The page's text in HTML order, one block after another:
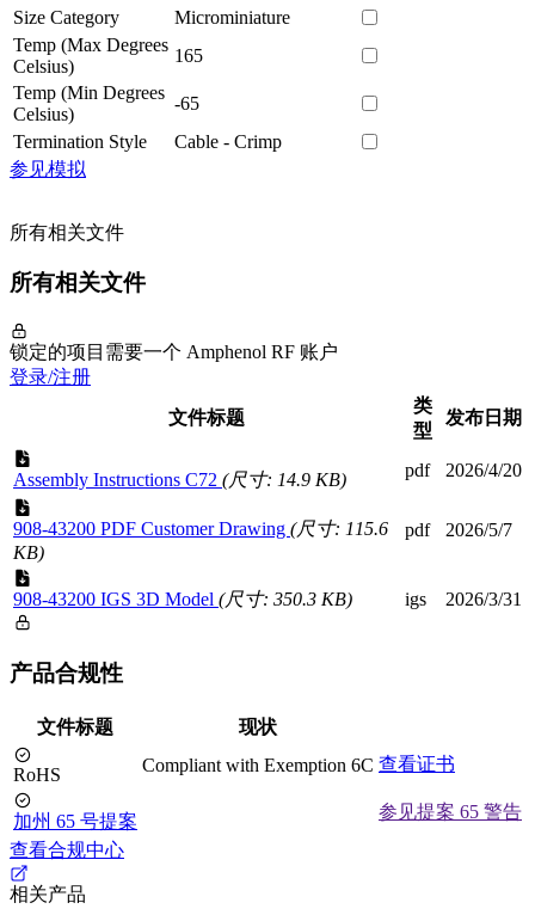
Size Category
Microminiature
Temp (Max Degrees
Celsius)
165
Temp (Min Degrees
Celsius)
-65
Termination Style
Cable - Crimp
参见模拟
所有相关文件
所有相关文件
锁定的项目需要一个 Amphenol RF 账户
登录/注册
文件标题
类
型
发布日期
Assembly Instructions C72 (尺寸: 14.9 KB) pdf 2026/4/20
908-43200 PDF Customer Drawing (尺寸: 115.6
KB)
pdf 2026/5/7
908-43200 IGS 3D Model (尺寸: 350.3 KB) igs 2026/3/31
产品合规性
文件标题 现状
RoHS Compliant with Exemption 6C 查看证书
加州 65 号提案
参见提案 65 警告
查看合规中心
相关产品